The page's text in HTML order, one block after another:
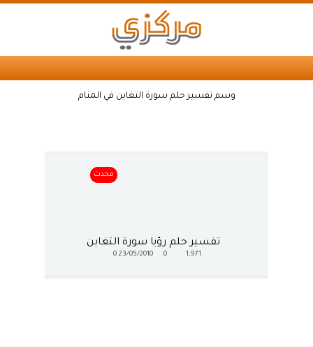
وسم تفسير حلم سورة التغابن في المنام
محدث
تفسير حلم رؤيا سورة التغابن
1,971
23/05/2010
0